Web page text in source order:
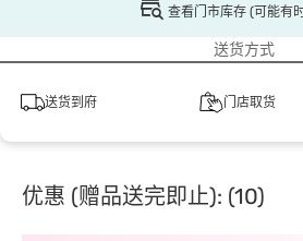
查看门市库存 (可能有
送货方式
送货到府 门店取货
优惠 (赠品送完即止): (10)